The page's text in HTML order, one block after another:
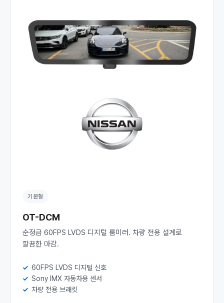
기본형
OT-DCM
순정급 60FPS LVDS 디지털 룸미러. 차량 전용 설계로
깔끔한 마감.
60FPS LVDS 디지털 신호
Sony IMX 자동차용 센서
차량 전용 브래킷